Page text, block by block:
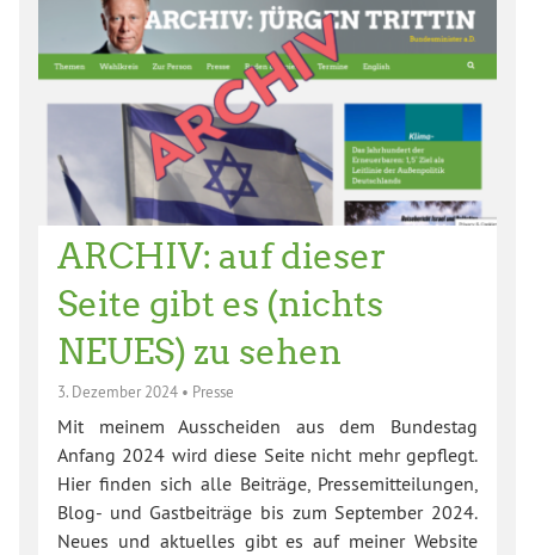
ARCHIV: auf dieser
Seite gibt es (nichts
NEUES) zu sehen
3. Dezember 2024 • Presse
Mit meinem Ausscheiden aus dem Bundestag
Anfang 2024 wird diese Seite nicht mehr gepflegt.
Hier finden sich alle Beiträge, Pressemitteilungen,
Blog- und Gastbeiträge bis zum September 2024.
Neues und aktuelles gibt es auf meiner Website